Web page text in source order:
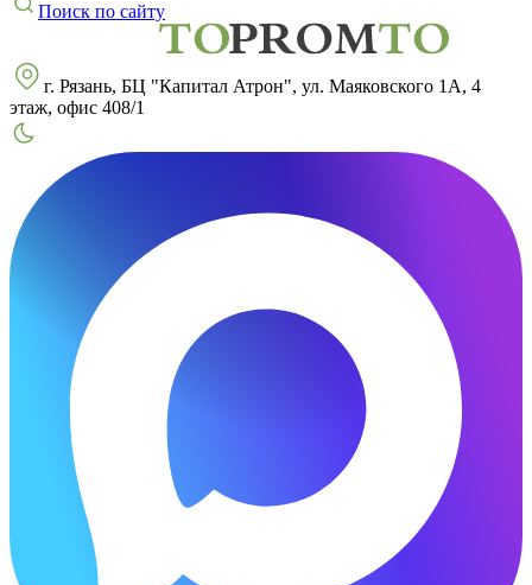
Поиск по сайту
г. Рязань, БЦ "Капитал Атрон", ул. Маяковского 1А, 4
этаж, офис 408/1